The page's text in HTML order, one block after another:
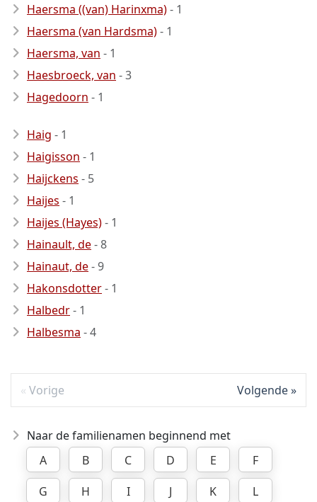
Haersma ((van) Harinxma)- 1
Haersma (van Hardsma)- 1
Haersma, van - 1
Haesbroeck, van - 3
Hagedoorn - 1
Haig - 1
Haigisson - 1
Haijckens - 5
Haijes - 1
Haijes (Hayes)- 1
Hainault, de- 8
Hainaut, de- 9
Hakonsdotter- 1
Halbedr- 1
Halbesma - 4
Vorige Volgende
Naar de familienamen beginnend met
A
B C D E
F
G
H I J K
L